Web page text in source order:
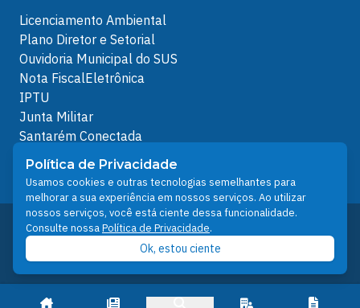
Licenciamento Ambiental
Plano Diretor e Setorial
Ouvidoria Municipal do SUS
Nota FiscalEletrônica
IPTU
Junta Militar
Santarém Conectada
Política de Privacidade
People illustrations by Storyset
Desenvolvido pelo Núcleo Técnico de Gestão de
Tecnologia da Informação - NTI
Prefeitura de Santarém © 2026
Política de Privacidade
Usamos cookies e outras tecnologias semelhantes para
melhorar a sua experiência em nossos serviços. Ao utilizar
nossos serviços, você está ciente dessa funcionalidade.
Consulte nossaPolítica de Privacidade.
Ok, estou ciente